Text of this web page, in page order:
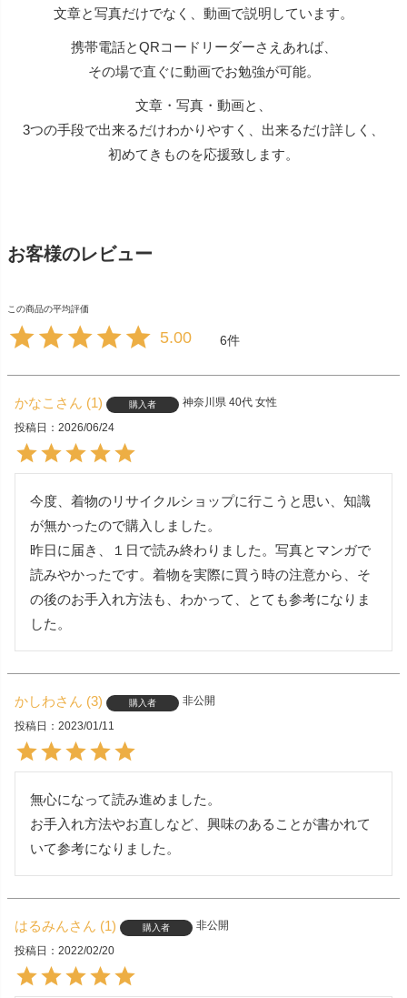
文章と写真だけでなく、動画で説明しています。
携帯電話とQRコードリーダーさえあれば、
その場で直ぐに動画でお勉強が可能。
文章・写真・動画と、
3つの手段で出来るだけわかりやすく、出来るだけ詳しく、
初めてきものを応援致します。
お客様のレビュー
5.00 6
かなこ 1 購入者 神奈川県 40代 女性
投稿日
2026/06/24
今度、着物のリサイクルショップに行こうと思い、知識
が無かったので購入しました。
昨日に届き、１日で読み終わりました。写真とマンガで
読みやかったです。着物を実際に買う時の注意から、そ
の後のお手入れ方法も、わかって、とても参考になりま
した。
かしわ 3 購入者
非公開
投稿日
2023/01/11
無心になって読み進めました。
お手入れ方法やお直しなど、興味のあることが書かれて
いて参考になりました。
はるみん 1 購入者
非公開
投稿日
2022/02/20